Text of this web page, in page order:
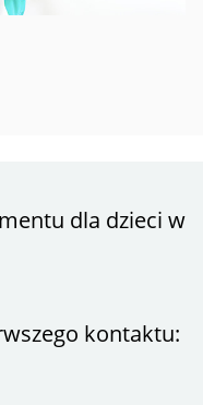
dla dzieci w
kontaktu: